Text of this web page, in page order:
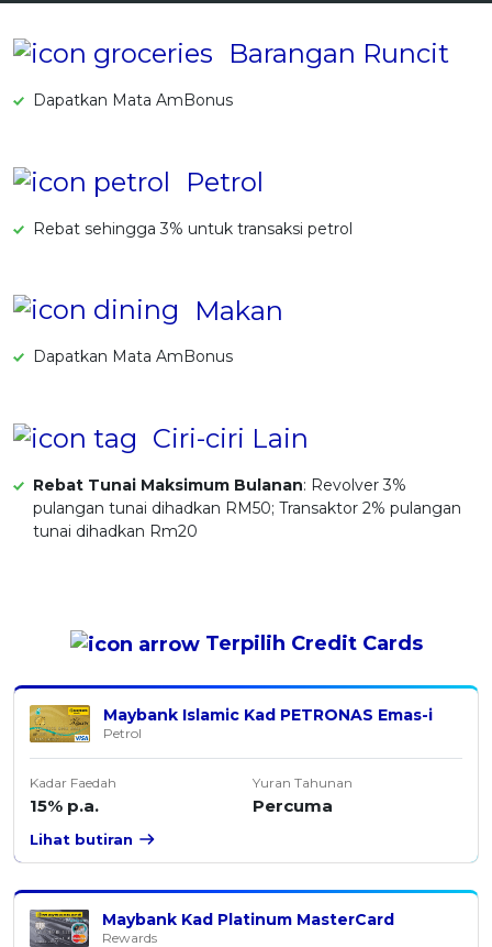
Pinjaman Peribadi
Kad
Pengurusan Kewangan
Pinjaman Perumahan
Gaya Hidup
SPECIAL PROMO
Barangan Runcit
Dapatkan Mata AmBonus
Petrol
Rebat sehingga 3% untuk transaksi petrol
Makan
Dapatkan Mata AmBonus
Ciri-ciri Lain
Rebat Tunai Maksimum Bulanan: Revolver 3%
pulangan tunai dihadkan RM50; Transaktor 2% pulangan
tunai dihadkan Rm20
Terpilih Credit Cards
Maybank Islamic Kad PETRONAS Emas-i
Petrol
Kadar Faedah
15% p.a.
Yuran Tahunan
Percuma
Lihat butiran
Maybank Kad Platinum MasterCard
Rewards